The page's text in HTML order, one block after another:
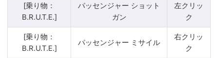
[乗り物：
B.R.U.T.E.]
パッセンジャー ショット
ガン
左クリッ
ク
[乗り物：
B.R.U.T.E.]
パッセンジャー ミサイル
右クリッ
ク